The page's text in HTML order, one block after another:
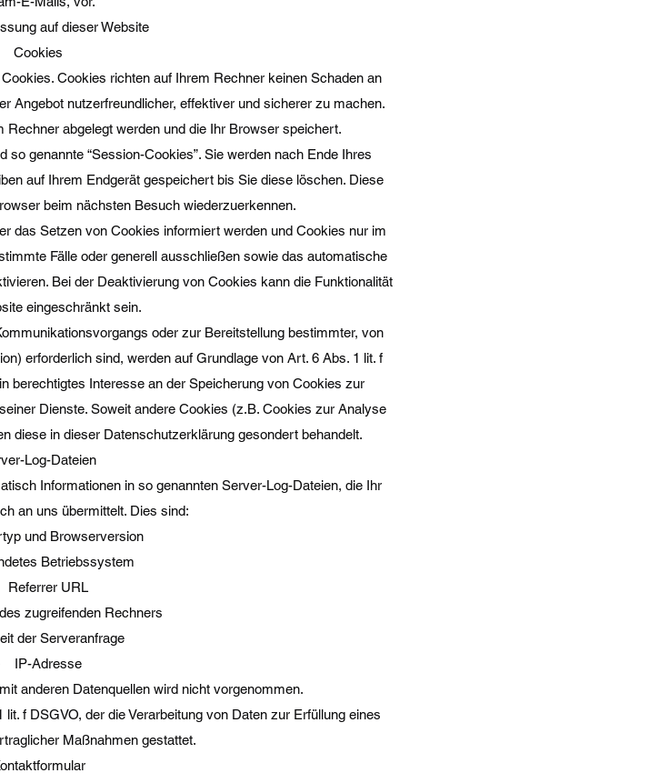
auf dieser Website
Cookies
Cookies richten auf Ihrem Rechner keinen Schaden an
Angebot nutzerfreundlicher, effektiver und sicherer zu machen.
Rechner abgelegt werden und die Ihr Browser speichert.
genannte “Session-Cookies”. Sie werden nach Ende Ihres
auf Ihrem Endgerät gespeichert bis Sie diese löschen. Diese
beim nächsten Besuch wiederzuerkennen.
das Setzen von Cookies informiert werden und Cookies nur im
Fälle oder generell ausschließen sowie das automatische
Bei der Deaktivierung von Cookies kann die Funktionalität
eingeschränkt sein.
oder zur Bereitstellung bestimmter, von
erforderlich sind, werden auf Grundlage von Art. 6 Abs. 1 lit. f
berechtigtes Interesse an der Speicherung von Cookies zur
Dienste. Soweit andere Cookies (z.B. Cookies zur Analyse
diese in dieser Datenschutzerklärung gesondert behandelt.
Log-Dateien
Informationen in so genannten Server-Log-Dateien, die Ihr
an uns übermittelt. Dies sind:
und Browserversion
Betriebssystem
Referrer URL
zugreifenden Rechners
der Serveranfrage
IP-Adresse
anderen Datenquellen wird nicht vorgenommen.
f DSGVO, der die Verarbeitung von Daten zur Erfüllung eines
Maßnahmen gestattet.